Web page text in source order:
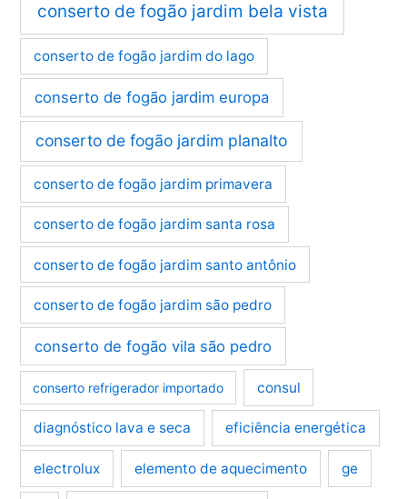
conserto de fogão jardim bela vista
conserto de fogão jardim do lago
conserto de fogão jardim europa
conserto de fogão jardim planalto
conserto de fogão jardim primavera
conserto de fogão jardim santa rosa
conserto de fogão jardim santo antônio
conserto de fogão jardim são pedro
conserto de fogão vila são pedro
conserto refrigerador importado consul
diagnóstico lava e seca eficiência energética
electrolux elemento de aquecimento ge